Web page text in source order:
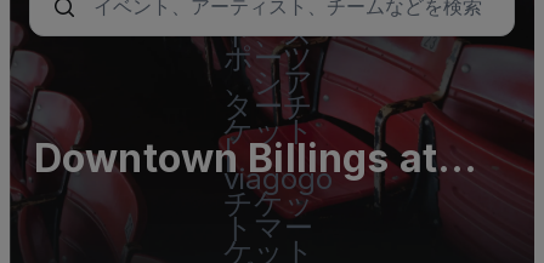
ンサー
ト、ス
ポーツ
、シア
ターチ
ケット
|
viagogo
チケッ
トマー
ケット
Downtown Billings at
South Park